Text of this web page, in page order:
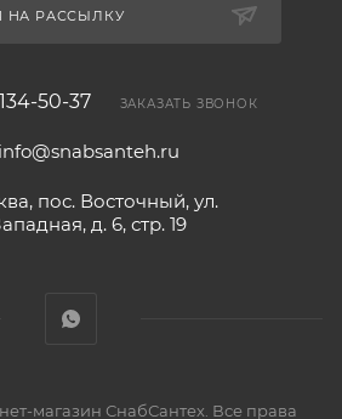
НА РАССЫЛКУ
50-37 ЗАКАЗАТЬ ЗВОНОК
info@snabsanteh.ru
пос. Восточный, ул.
д. 6, стр. 19
магазин СнабСантех. Все права